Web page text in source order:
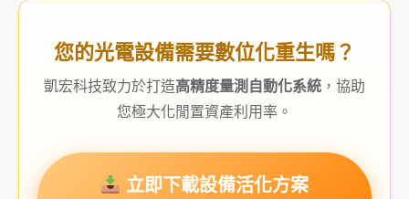
您的光電設備需要數位化重生嗎？
凱宏科技致力於打造高精度量測自動化系統 ，協助
您極大化閒置資產利用率。
立即下載設備活化方案